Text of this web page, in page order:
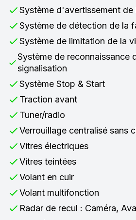
Système d'avertissement de
Système de détection de la
Système de limitation de la
Système de reconnaissance
signalisation
Système Stop & Start
Traction avant
Tuner/radio
Verrouillage centralisé sans
Vitres électriques
Vitres teintées
Volant en cuir
Volant multifonction
Radar de recul : Caméra,